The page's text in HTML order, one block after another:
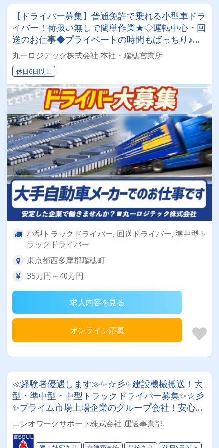
【ドライバー募集】普通免許で乗れる小型車ドラ
イバー！荷扱い無しで簡単作業★◇運転中心・回
送のお仕事◆プライベートの時間もばっちり♪長
期休暇あり！！未経験からのスタートもOK！指
定のコースを走るプール間輸送です。お気軽にお
気軽にご相談ください！
丸一ロジテック株式会社 本社・瑞穂営業所
休日6日以上
小型トラックドライバー, 回送ドライバー, 準中型ト
ラックドライバー
東京都西多摩郡瑞穂町
35万円～40万円
求人内容を見る
オンライン応募
≪経験者優遇します≫✨☆彡✨建設機械搬送！大
型・準中型・中型トラックドライバー募集✨☆彡
✨プライム市場上場企業のグループ会社！安心＆
安定！入社後に各種資格取得可能！昇給も
⤴⤴⤴◎！！！
ニシオワークサポート株式会社 運送事業部